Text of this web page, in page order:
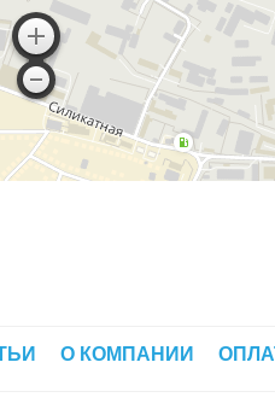
О КОМПАНИИ